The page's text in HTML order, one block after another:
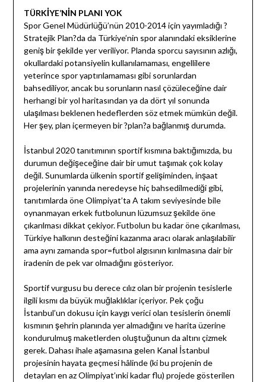
TÜRKİYE’NİN PLANI YOK
Spor Genel Müdürlüğü’nün 2010-2014 için yayımladığı ?
Stratejik Plan?da da Türkiye’nin spor alanındaki eksiklerine
geniş bir şekilde yer veriliyor. Planda sporcu sayısının azlığı,
okullardaki potansiyelin kullanılamaması, engellilere
yeterince spor yaptırılamaması gibi sorunlardan
bahsediliyor, ancak bu sorunların nasıl çözüleceğine dair
herhangi bir yol haritasından ya da dört yıl sonunda
ulaşılması beklenen hedeflerden söz etmek mümkün değil.
Her şey, plan içermeyen bir ?plan?a bağlanmış durumda.
İstanbul 2020 tanıtımının sportif kısmına baktığımızda, bu
durumun değişeceğine dair bir umut taşımak çok kolay
değil. Sunumlarda ülkenin sportif gelişiminden, inşaat
projelerinin yanında neredeyse hiç bahsedilmediği gibi,
tanıtımlarda öne Olimpiyat’ta A takım seviyesinde bile
oynanmayan erkek futbolunun lüzumsuz şekilde öne
çıkarılması dikkat çekiyor. Futbolun bu kadar öne çıkarılması,
Türkiye halkının desteğini kazanma aracı olarak anlaşılabilir
ama aynı zamanda spor=futbol algısının kırılmasına dair bir
iradenin de pek var olmadığını gösteriyor.
Sportif vurgusu bu derece cılız olan bir projenin tesislerle
ilgili kısmı da büyük muğlaklıklar içeriyor. Pek çoğu
İstanbul’un dokusu için kaygı verici olan tesislerin önemli
kısmının şehrin planında yer almadığını ve harita üzerine
kondurulmuş maketlerden oluştuğunun da altını çizmek
gerek. Dahası ihale aşamasına gelen Kanal İstanbul
projesinin hayata geçmesi hâlinde (ki bu projenin de
detayları en az Olimpiyat’ınki kadar flu) projede gösterilen